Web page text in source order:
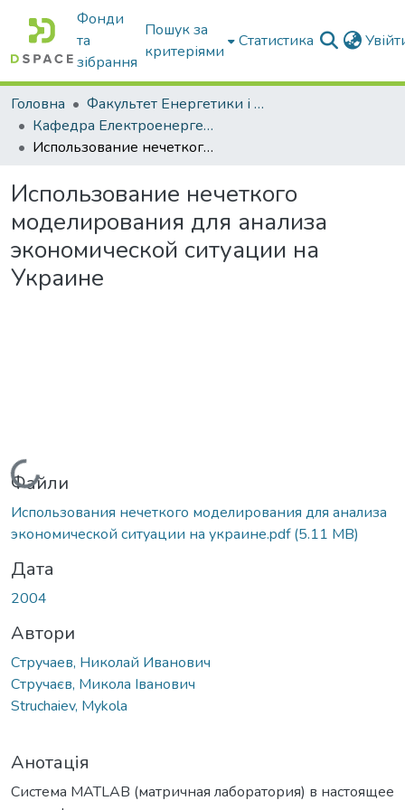
Фонди
та
зібрання
Пошук за
критеріями
Статистика
Головна
Факультет Енергетики і комп'ютерних технологій
Кафедра Електроенергетики і електротехнологій
Использование нечеткого моделирования для анализа экономической ситуации на Украине
Использование нечеткого
моделирования для анализа
экономической ситуации на
Украине
Вантажиться...
Файли
Использования нечеткого моделирования для анализа
экономической ситуации на украине.pdf(5.11 MB)
Дата
2004
Автори
Стручаев, Николай Иванович
Стручаєв, Микола Іванович
Struchaiev, Mykola
Анотація
Система MATLAB (матричная лаборатория) в настоящее